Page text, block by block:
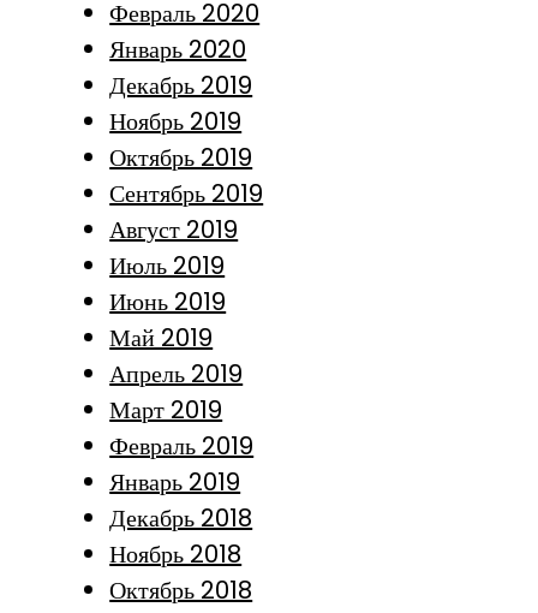
Февраль 2020
Январь 2020
Декабрь 2019
Ноябрь 2019
Октябрь 2019
Сентябрь 2019
Август 2019
Июль 2019
Июнь 2019
Май 2019
Апрель 2019
Март 2019
Февраль 2019
Январь 2019
Декабрь 2018
Ноябрь 2018
Октябрь 2018